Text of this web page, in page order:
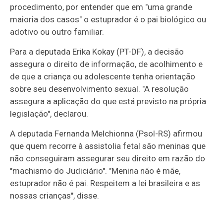
procedimento, por entender que em "uma grande
maioria dos casos" o estuprador é o pai biológico ou
adotivo ou outro familiar.
Para a deputada Erika Kokay (PT-DF), a decisão
assegura o direito de informação, de acolhimento e
de que a criança ou adolescente tenha orientação
sobre seu desenvolvimento sexual. "A resolução
assegura a aplicação do que está previsto na própria
legislação", declarou.
A deputada Fernanda Melchionna (Psol-RS) afirmou
que quem recorre à assistolia fetal são meninas que
não conseguiram assegurar seu direito em razão do
"machismo do Judiciário". "Menina não é mãe,
estuprador não é pai. Respeitem a lei brasileira e as
nossas crianças", disse.